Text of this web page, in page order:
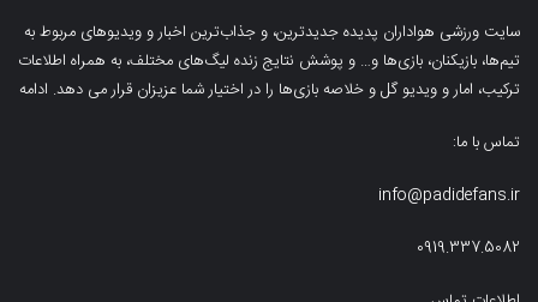
سایت ورزشی هواداران پدیده جدیدترین، و جذاب‌ترین اخبار و ویدیوهای مربوط به
تیم‌ها، بازیکنان، بازی‌ها و… و پوشش نتایج زنده لیگ‌های مختلف، به همراه اطلاعات
ترکیب، امار و ویدیو‌‌ گل‌ و خلاصه بازی‌ها را در اختیار شما عزیزان قرار می دهد. ادامه
تماس با ما:
info@padidefans.ir
0919.337.5082